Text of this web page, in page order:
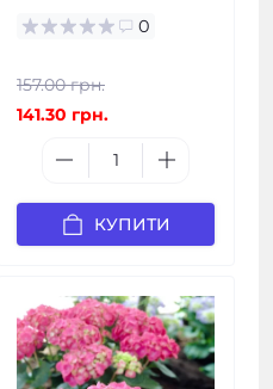
0
157.00 грн.
141.30 грн.
КУПИТИ